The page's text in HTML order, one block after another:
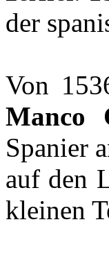
der
Von
Manco
Spanier
auf den
kleinen